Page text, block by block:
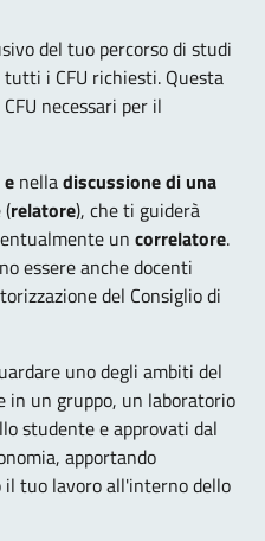
del tuo percorso di studi
tutti i CFU richiesti. Questa
necessari per il
nelladiscussione di una
(relatore), che ti guiderà
un correlatore.
essere anche docenti
del Consiglio di
uno degli ambiti del
in un gruppo, un laboratorio
studente e approvati dal
apportando
tuo lavoro all'interno dello